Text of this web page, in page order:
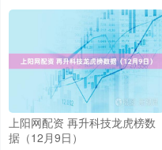
上阳网配资 再升科技龙虎榜数
据（12月9日）